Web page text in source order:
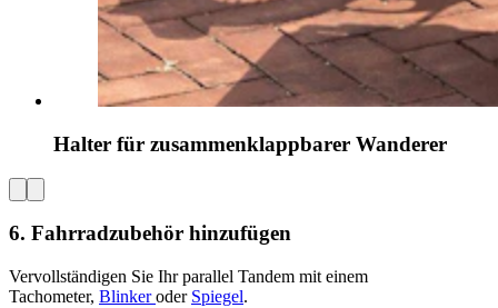
Halter für zusammenklappbarer Wanderer
6. Fahrradzubehör hinzufügen
Vervollständigen Sie Ihr parallel Tandem mit einem
Tachometer, Blinkeroder Spiegel.